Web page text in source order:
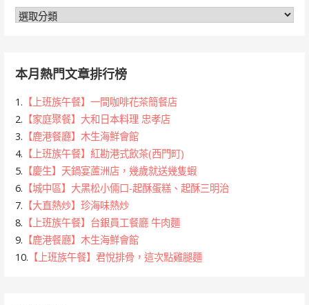
分
本月熱門文章排行榜
1. 【上班族午餐】一間咖啡花茶簡餐店
2. 【家庭聚餐】大和日本料理 忠孝店
3. 【鹿港餐廳】木生海鮮會館
4. 【上班族午餐】紅勘港式飲茶(西門町)
5. 【慶生】天鍋宴蘆洲店，幾歲就送幾隻蝦
6. 【城中區】大黑松小倆口-起酥蛋糕、起酥三明治
7. 【大直熱炒】珍海味熱炒
8. 【上班族午餐】台銀員工餐廳 牛肉麵
9. 【鹿港餐廳】木生海鮮會館
10. 【上班族午餐】君悅排骨，這次點雞腿麵